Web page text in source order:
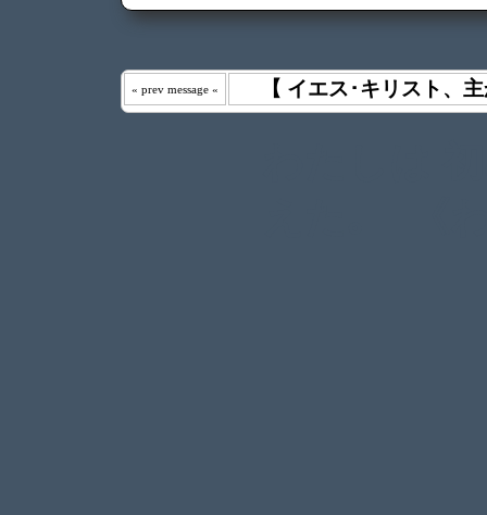
« prev message « 【 イエス･キリスト、